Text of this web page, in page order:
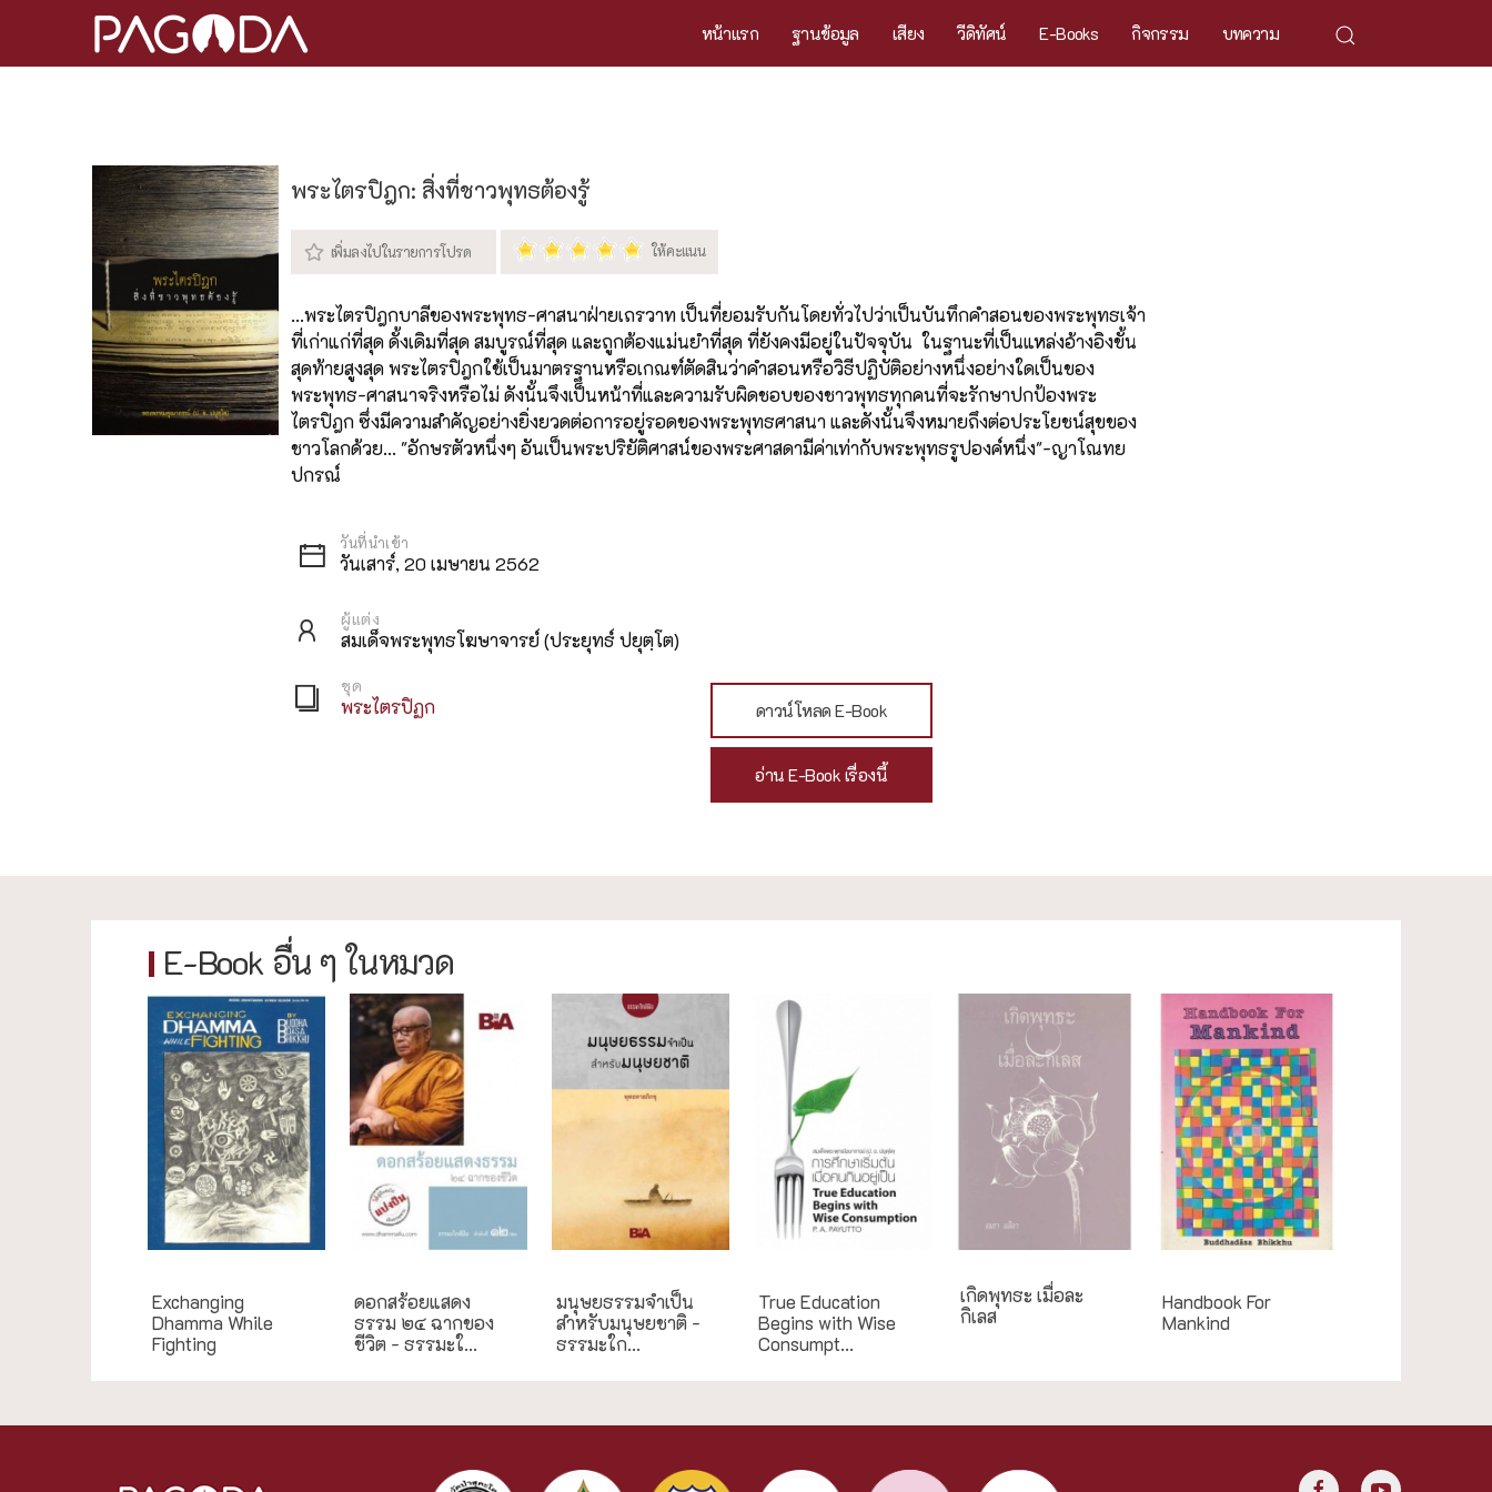
หน้าแรก ฐานข้อมูล เสียง วีดิทัศน์ E-Books กิจกรรม บทความ
พระไตรปิฎก: สิ่งที่ชาวพุทธต้องรู้
...พระไตรปิฎกบาลีของพระพุทธ-ศาสนาฝ่ายเถรวาท เป็นที่ยอมรับกันโดยทั่วไปว่าเป็นบันทึกคำสอนของพระพุทธเจ้า
ที่เก่าแก่ที่สุด ดั้งเดิมที่สุด สมบูรณ์ที่สุด และถูกต้องแม่นยำที่สุด ที่ยังคงมีอยู่ในปัจจุบัน ในฐานะที่เป็นแหล่งอ้างอิงขั้น
สุดท้ายสูงสุด พระไตรปิฎกใช้เป็นมาตรฐานหรือเกณฑ์ตัดสินว่าคำสอนหรือวิธีปฏิบัติอย่างหนึ่งอย่างใดเป็นของ
พระพุทธ-ศาสนาจริงหรือไม่ ดังนั้นจึงเป็นหน้าที่และความรับผิดชอบของชาวพุทธทุกคนที่จะรักษาปกป้องพระ
ไตรปิฎก ซึ่งมีความสำคัญอย่างยิ่งยวดต่อการอยู่รอดของพระพุทธศาสนา และดังนั้นจึงหมายถึงต่อประโยชน์สุขของ
ชาวโลกด้วย... "อักษรตัวหนึ่งๆ อันเป็นพระปริยัติศาสน์ของพระศาสดามีค่าเท่ากับพระพุทธรูปองค์หนึ่ง"-ญาโณทย
ปกรณ์
วันเสาร์, 20 เมษายน 2562
ผู้แต่ง
สมเด็จพระพุทธโฆษาจารย์ (ประยุทธ์ ปยุตฺโต)
ชุด
พระไตรปิฏก ดาวน์โหลด E-Book
อ่าน E-Book เรื่องนี้
E-Book อื่น ๆ ในหมวด
Exchanging
Dhamma While
Fighting
ดอกสร้อยแสดง
ธรรม ๒๔ ฉากของ
ชีวิต - ธรรมะใ...
มนุษยธรรมจำเป็น
สำหรับมนุษยชาติ -
ธรรมะใก...
True Education
Begins with Wise
Consumpt...
เกิดพุทธะ เมื่อละ
กิเลส
Handbook For
Mankind